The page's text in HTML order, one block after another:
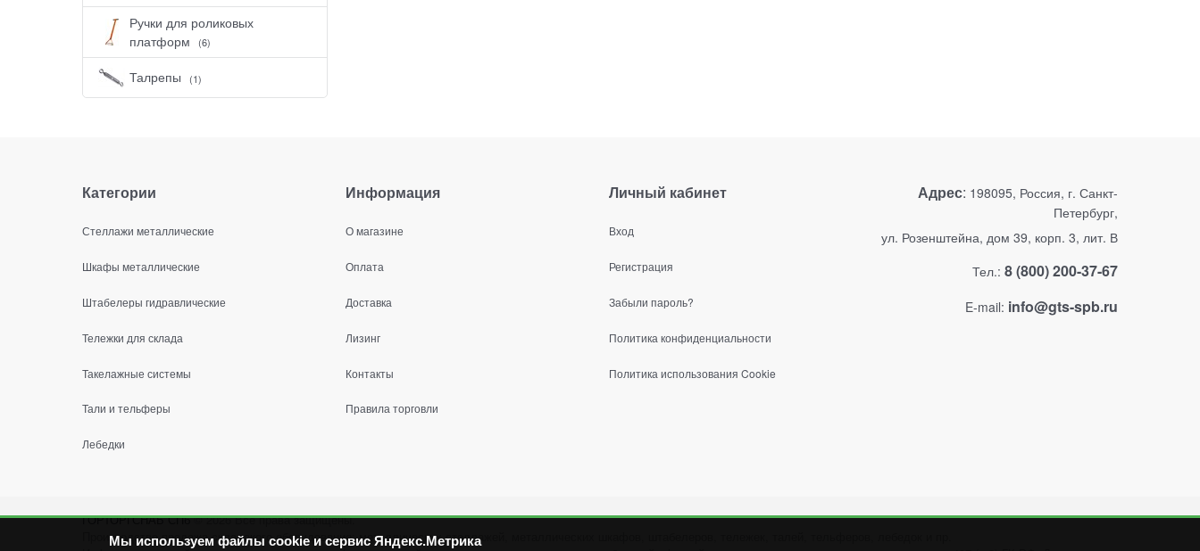
Ручки для роликовых
платформ
(6)
Талрепы (1)
Категории
Стеллажи металлические
Шкафы металлические
Штабелеры гидравлические
Тележки для склада
Такелажные системы
Тали и тельферы
Лебедки
Информация
О магазине
Оплата
Доставка
Лизинг
Контакты
Правила торговли
Личный кабинет
Вход
Регистрация
Забыли пароль?
Политика конфиденциальности
Политика использования Cookie
Адрес: 198095, Россия, г. Санкт-
Петербург,
ул. Розенштейна, дом 39, корп. 3, лит. В
Тел.: 8 (800) 200-37-67
E-mail: info@gts-spb.ru
ГОРТОРГСНАБ СПб © 2026Все права защищены.
Производство продажа складского оборудования: металлических стеллажей, металлических шкафов, штабелеров, тележек, талей, тельферов, лебедок и пр.
Мы используем файлы cookie и сервис Яндекс.Метрика